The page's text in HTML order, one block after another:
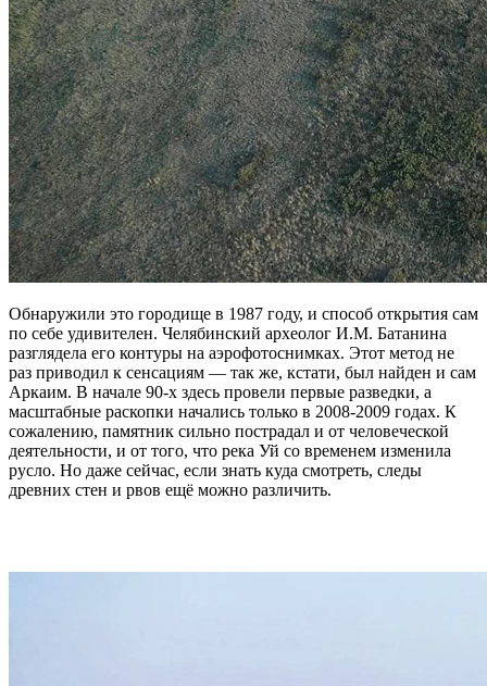
Обнаружили это городище в 1987 году, и способ открытия сам
по себе удивителен. Челябинский археолог И.М. Батанина
разглядела его контуры на аэрофотоснимках. Этот метод не
раз приводил к сенсациям — так же, кстати, был найден и сам
Аркаим. В начале 90-х здесь провели первые разведки, а
масштабные раскопки начались только в 2008-2009 годах. К
сожалению, памятник сильно пострадал и от человеческой
деятельности, и от того, что река Уй со временем изменила
русло. Но даже сейчас, если знать куда смотреть, следы
древних стен и рвов ещё можно различить.